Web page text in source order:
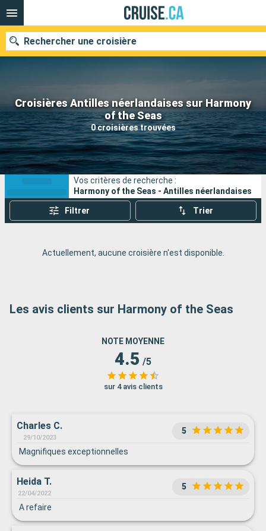
Croisières Antilles néerlandaises sur Harmony
of the Seas
0 croisières trouvées
Rechercher une croisière
Nos destinations
Mois de départ
Ports Compagnies
Rechercher
Vos critères de recherche :
Harmony of the Seas - Antilles néerlandaises
Filtrer Trier
Actuellement, aucune croisière n'est disponible.
Les avis clients sur Harmony of the Seas
NOTE MOYENNE
4.5 /5
sur 4 avis clients
Charles C.
29/10/2023
5
Magnifiques exceptionnelles
Heida T.
22/04/2022
5
A refaire